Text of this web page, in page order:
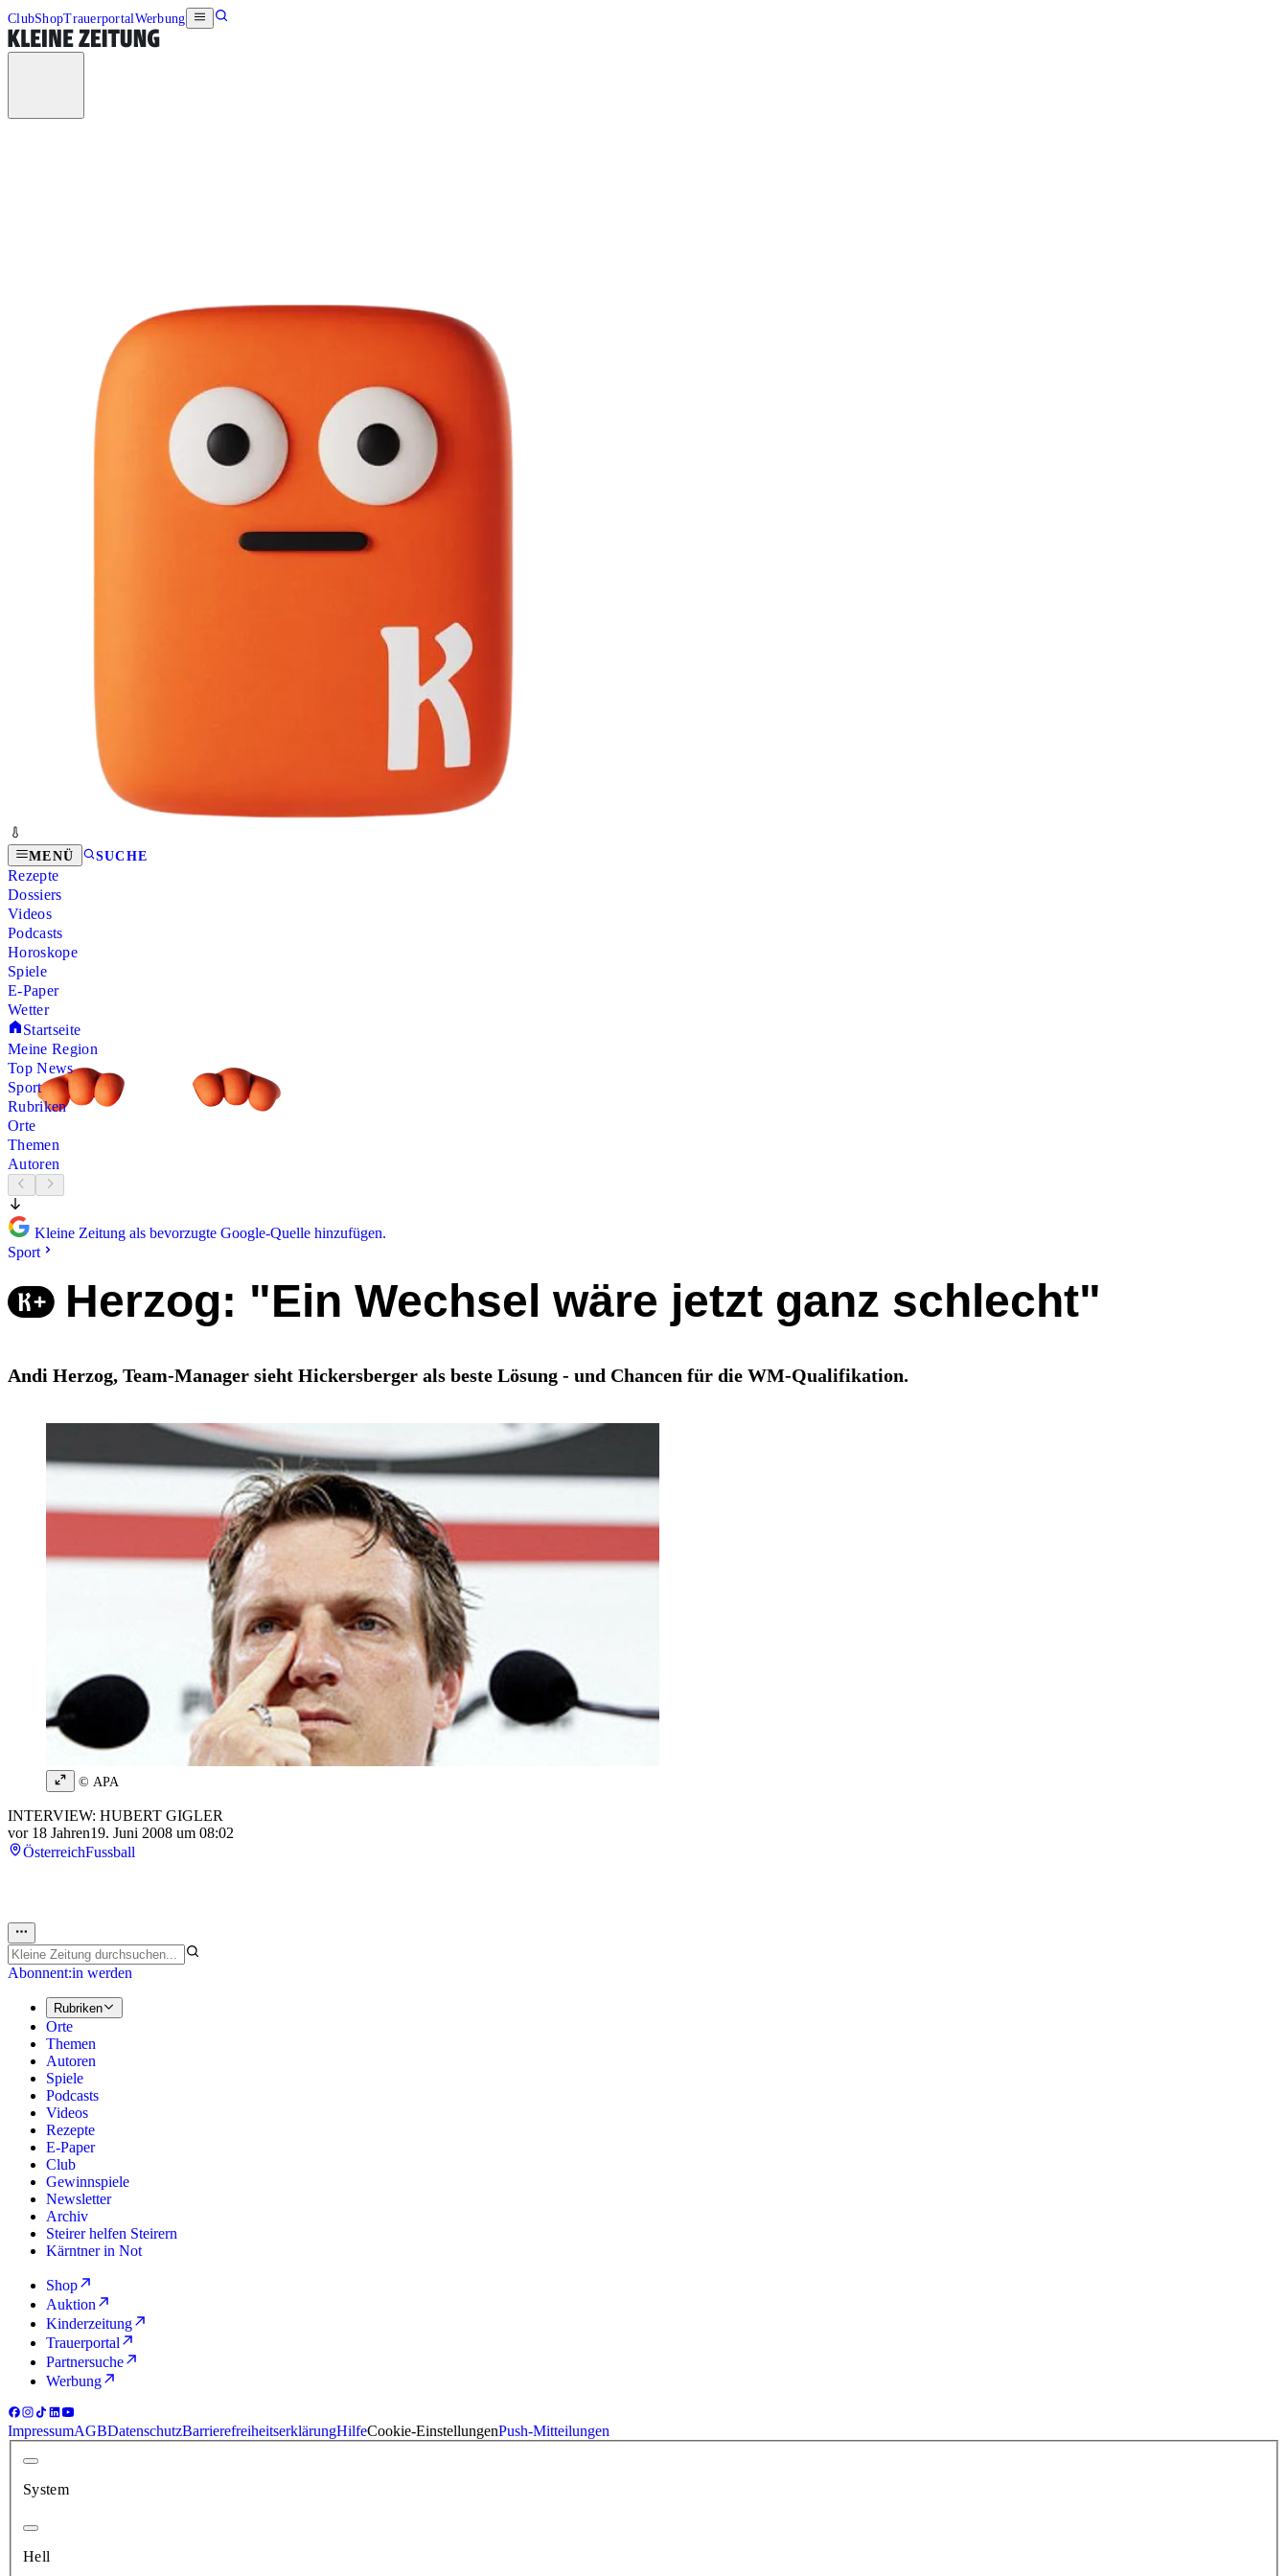
ClubShopTrauerportalWerbung
MENÜ SUCHE
Rezepte
Dossiers
Videos
Podcasts
Horoskope
Spiele
E-Paper
Wetter
Startseite
Meine Region
Top News
Sport
Rubriken
Orte
Themen
Autoren
Kleine Zeitung als bevorzugte Google-Quelle hinzufügen.
Sport
Herzog: "Ein Wechsel wäre jetzt ganz schlecht"
Andi Herzog, Team-Manager sieht Hickersberger als beste Lösung - und Chancen für die WM-Qualifikation.
© APA
INTERVIEW: HUBERT GIGLER
vor 18 Jahren19. Juni 2008 um 08:02
ÖsterreichFussball
Abonnent:in werden
Rubriken
Orte
Themen
Autoren
Spiele
Podcasts
Videos
Rezepte
E-Paper
Club
Gewinnspiele
Newsletter
Archiv
Steirer helfen Steirern
Kärntner in Not
Shop
Auktion
Kinderzeitung
Trauerportal
Partnersuche
Werbung
ImpressumAGBDatenschutzBarrierefreiheitserklärungHilfeCookie-EinstellungenPush-Mitteilungen
System
Hell